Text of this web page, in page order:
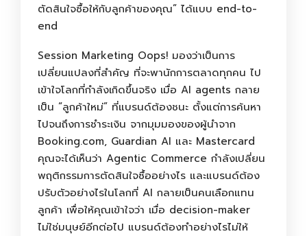
ตัดสินใจซื้อให้กับลูกค้าของคุณ” ได้แบบ end-to-
end
Session Marketing Oops! มองว่าเป็นการ
เปลี่ยนแปลงที่สำคัญ ที่จะพานักการตลาดทุกคน ไป
เข้าใจโลกที่กำลังเกิดขึ้นจริง เมื่อ AI agents กลาย
เป็น “ลูกค้าใหม่” ที่แบรนด์ต้องชนะ ตั้งแต่การค้นหา
ไปจนถึงการชำระเงิน จากมุมมองของผู้นำจาก
Booking.com, Guardian AI และ Mastercard
คุณจะได้เห็นว่า Agentic Commerce กำลังเปลี่ยน
พฤติกรรมการตัดสินใจซื้ออย่างไร และแบรนด์ต้อง
ปรับตัวอย่างไรในโลกที่ AI กลายเป็นคนเลือกแทน
ลูกค้า เพื่อให้คุณเข้าใจว่า เมื่อ decision-maker
ไม่ใช่มนุษย์อีกต่อไป แบรนด์ต้องทำอย่างไรไม่ให้